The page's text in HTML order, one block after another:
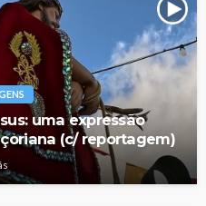
uma expressão
(c/ reportagem)